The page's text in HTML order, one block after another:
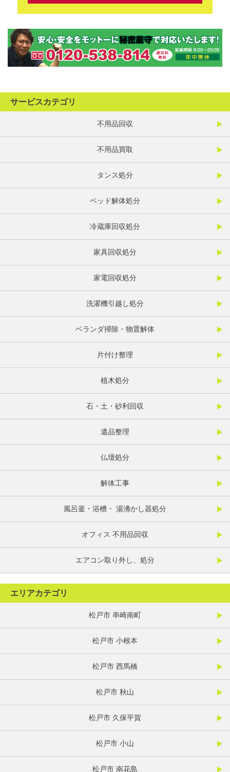
サービスカテゴリ
不用品回収
不用品買取
タンス処分
ベッド解体処分
冷蔵庫回収処分
家具回収処分
家電回収処分
洗濯機引越し処分
ベランダ掃除・物置解体
片付け整理
植木処分
石・土・砂利回収
遺品整理
仏壇処分
解体工事
風呂釜・浴槽・ 湯沸かし器処分
オフィス 不用品回収
エアコン取り外し、処分
エリアカテゴリ
松戸市 串崎南町
松戸市 小根本
松戸市 西馬橋
松戸市 秋山
松戸市 久保平賀
松戸市 小山
松戸市 南花島